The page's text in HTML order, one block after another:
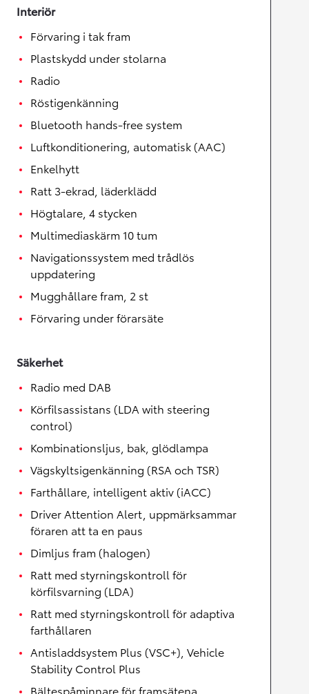
Interiör
Förvaring i tak fram
Plastskydd under stolarna
Radio
Röstigenkänning
Bluetooth hands-free system
Luftkonditionering, automatisk (AAC)
Enkelhytt
Ratt 3-ekrad, läderklädd
Högtalare, 4 stycken
Multimediaskärm 10 tum
Navigationssystem med trådlös
uppdatering
Mugghållare fram, 2 st
Förvaring under förarsäte
Säkerhet
Radio med DAB
Körfilsassistans (LDA with steering
control)
Kombinationsljus, bak, glödlampa
Vägskyltsigenkänning (RSA och TSR)
Farthållare, intelligent aktiv (iACC)
Driver Attention Alert, uppmärksammar
föraren att ta en paus
Dimljus fram (halogen)
Ratt med styrningskontroll för
körfilsvarning (LDA)
Ratt med styrningskontroll för adaptiva
farthållaren
Antisladdsystem Plus (VSC+), Vehicle
Stability Control Plus
Bältespåminnare för framsätena